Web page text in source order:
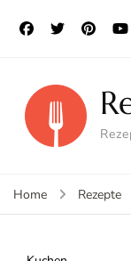
Home Rezepte